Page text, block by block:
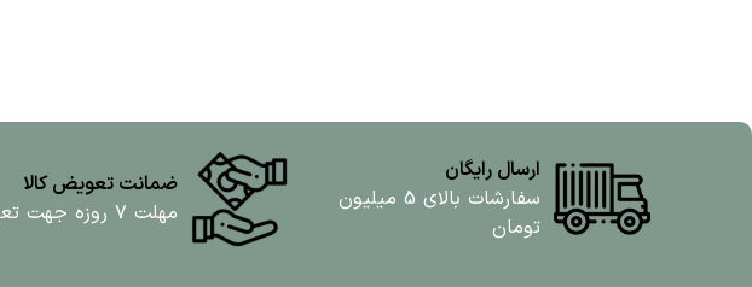
ارسال رایگان
سفارشات بالای 5 میلیون
تومان
ضمانت تعویض کالا
مهلت ۷ روزه جهت تعویض